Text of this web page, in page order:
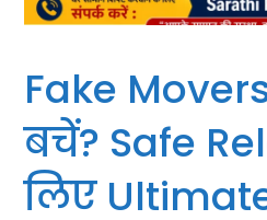
Fake
बचें? Safe
लिए